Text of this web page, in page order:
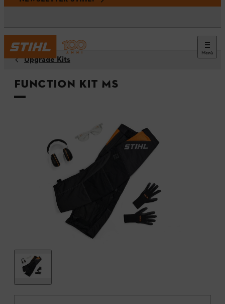
Menù
Upgrade Kits
FUNCTION Kit MS